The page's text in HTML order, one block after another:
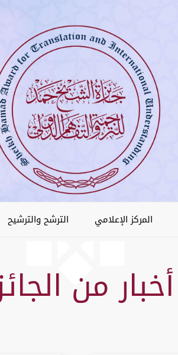
المركز الإعلامي الترشح والترشيح
أخبار من